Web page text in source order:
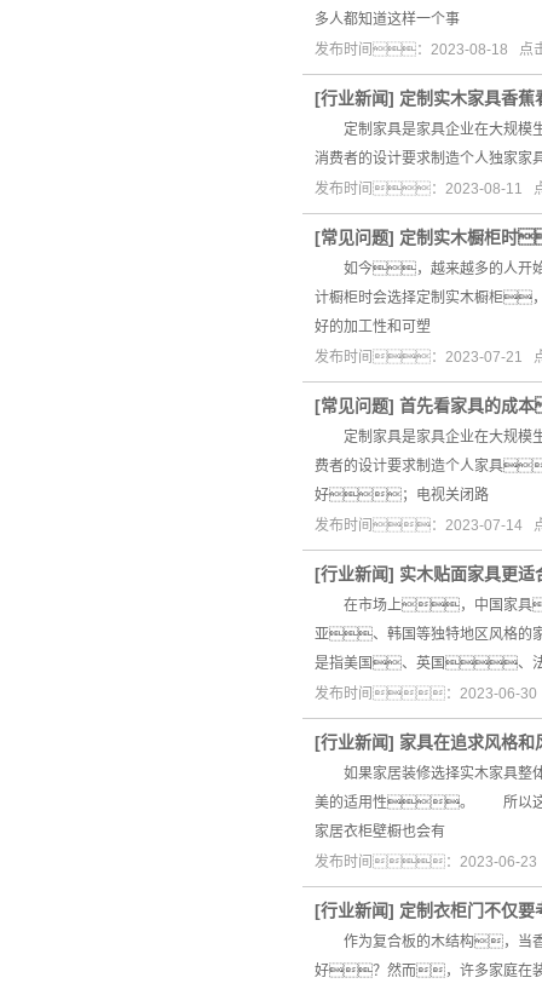
多人都知道这样一个事
发布时间：2023-08-18 点
[行业新闻] 定制实木家具香蕉
定制家具是家具企业在大规模
消费者的设计要求制造个人独
发布时间：2023-08-11
[常见问题] 定制实木橱柜时
如今，越来越多的人开始
计橱柜时会选择定制实木橱柜
好的加工性和可塑
发布时间：2023-07-21
[常见问题] 首先看家具的成
定制家具是家具企业在大规模
费者的设计要求制造个人家
好；电视关闭路
发布时间：2023-07-14
[行业新闻] 实木贴面家具更
在市场上，中国家具
亚、韩国等独特地区风格
是指美国、英国、
发布时间：2023-06-
[行业新闻] 家具在追求风格
如果家居装修选择实木家具整
美的适用性。 所以这种
家居衣柜壁橱也会有
发布时间：2023-06-
[行业新闻] 定制衣柜门不仅
作为复合板的木结构，当香
好？然而，许多家庭在